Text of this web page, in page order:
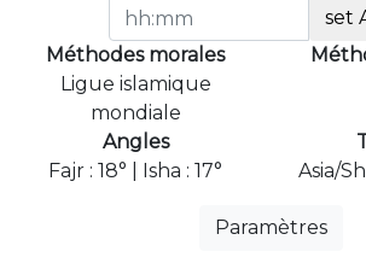
set
Méthodes morales
Ligue islamique
mondiale
Angles
Fajr : 18° | Isha : 17°
Asia/
Paramètres